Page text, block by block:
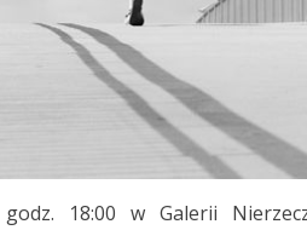
18:00 w Galerii